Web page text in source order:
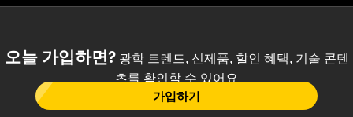
오늘 가입하면?광학 트렌드, 신제품, 할인 혜택, 기술 콘텐
츠를 확인할 수 있어요
가입하기